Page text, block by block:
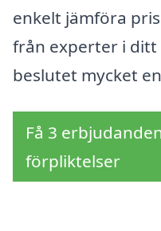
enkelt jämföra
från experter i
beslutet mycket
Få 3
förpliktelser